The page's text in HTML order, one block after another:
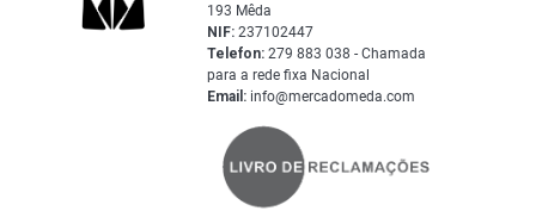
193 Mêda
NIF: 237102447
Telefon: 279 883 038 - Chamada
para a rede fixa Nacional
Email: info@mercadomeda.com